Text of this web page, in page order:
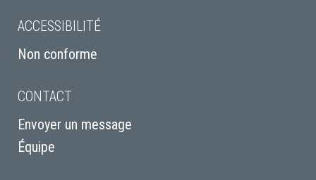
ACCESSIBILITÉ
Non conforme
CONTACT
Envoyer un message
Équipe